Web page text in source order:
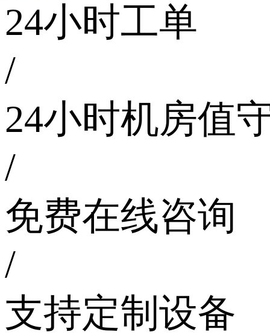
24小时工单
/
24小时机房值
/
免费在线咨询
/
支持定制设备